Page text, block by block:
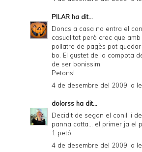
PILAR ha dit...
Doncs a casa no entra el
casualitat però crec que amb
pollatre de pagès pot
bo. El gustet de la compota
de ser bonissim.
Petons!
4 de desembre del 2009, a
dolorss ha dit...
Decidit de segon el conill i
panna cotta... el primer ja el
1 petó
4 de desembre del 2009, a